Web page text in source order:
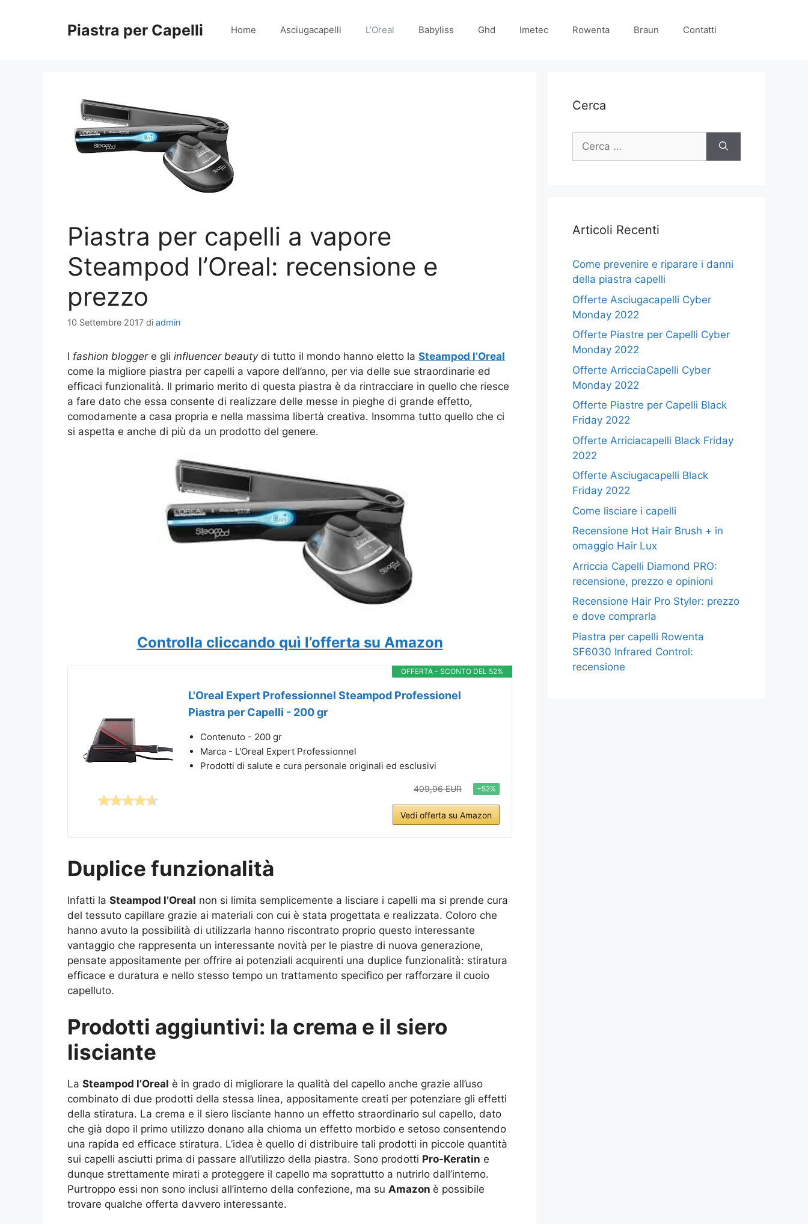
Piastra per Capelli Home Asciugacapelli L’Oreal Babyliss Ghd Imetec Rowenta Braun Contatti
Piastra per capelli a vapore
Steampod l’Oreal: recensione e
prezzo
10 Settembre 2017 di admin
I fashion bloggere gli influencer beautydi tutto il mondo hanno eletto la Steampod l’Oreal
come la migliore piastra per capelli a vapore dell’anno, per via delle sue straordinarie ed
efficaci funzionalità. Il primario merito di questa piastra è da rintracciare in quello che riesce
a fare dato che essa consente di realizzare delle messe in pieghe di grande effetto,
comodamente a casa propria e nella massima libertà creativa. Insomma tutto quello che ci
si aspetta e anche di più da un prodotto del genere.
Controlla cliccando quì l’offerta su Amazon
OFFERTA - SCONTO DEL 52%
L'Oreal Expert Professionnel Steampod Professionel
Piastra per Capelli - 200 gr
Contenuto - 200 gr
Marca - L'Oreal Expert Professionnel
Prodotti di salute e cura personale originali ed esclusivi
409,96 EUR −52%
Vedi offerta su Amazon
Duplice funzionalità
Infatti la Steampod l’Oreal non si limita semplicemente a lisciare i capelli ma si prende cura
del tessuto capillare grazie ai materiali con cui è stata progettata e realizzata. Coloro che
hanno avuto la possibilità di utilizzarla hanno riscontrato proprio questo interessante
vantaggio che rappresenta un interessante novità per le piastre di nuova generazione,
pensate appositamente per offrire ai potenziali acquirenti una duplice funzionalità: stiratura
efficace e duratura e nello stesso tempo un trattamento specifico per rafforzare il cuoio
capelluto.
Prodotti aggiuntivi: la crema e il siero
lisciante
La Steampod l’Oreal è in grado di migliorare la qualità del capello anche grazie all’uso
combinato di due prodotti della stessa linea, appositamente creati per potenziare gli effetti
della stiratura. La crema e il siero lisciante hanno un effetto straordinario sul capello, dato
che già dopo il primo utilizzo donano alla chioma un effetto morbido e setoso consentendo
una rapida ed efficace stiratura. L’idea è quello di distribuire tali prodotti in piccole quantità
sui capelli asciutti prima di passare all’utilizzo della piastra. Sono prodotti Pro-Keratin e
dunque strettamente mirati a proteggere il capello ma soprattutto a nutrirlo dall’interno.
Purtroppo essi non sono inclusi all’interno della confezione, ma su Amazon è possibile
trovare qualche offerta davvero interessante.
Cerca
Ricerca
Articoli Recenti
Come prevenire e riparare i danni
della piastra capelli
Offerte Asciugacapelli Cyber
Monday 2022
Offerte Piastre per Capelli Cyber
Monday 2022
Offerte ArricciaCapelli Cyber
Monday 2022
Offerte Piastre per Capelli Black
Friday 2022
Offerte Arriciacapelli Black Friday
2022
Offerte Asciugacapelli Black
Friday 2022
Come lisciare i capelli
Recensione Hot Hair Brush + in
omaggio Hair Lux
Arriccia Capelli Diamond PRO:
recensione, prezzo e opinioni
Recensione Hair Pro Styler: prezzo
e dove comprarla
Piastra per capelli Rowenta
SF6030 Infrared Control:
recensione